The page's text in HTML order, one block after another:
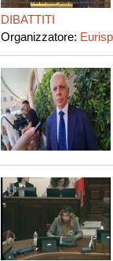
DIBATTITI
Organizzatore: